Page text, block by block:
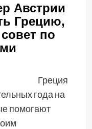
Австрии
Грецию,
по
Греция
года на
помогают